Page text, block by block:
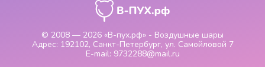
© 2008 — 2026 «В-пух.рф» - Воздушные шары
Адрес: 192102, Санкт-Петербург, ул. Самойловой 7
E-mail: 9732288@mail.ru